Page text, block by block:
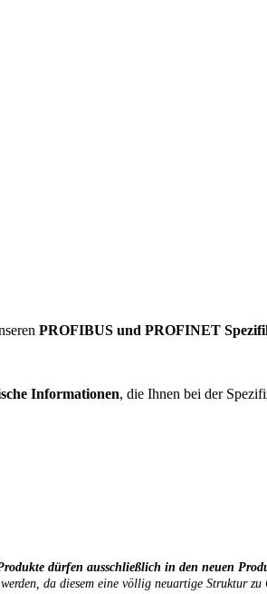
PROFIBUS und PROFINET
Informationen, die Ihnen bei der
dürfen ausschließlich in den neuen
da diesem eine völlig neuartige Struktur zu